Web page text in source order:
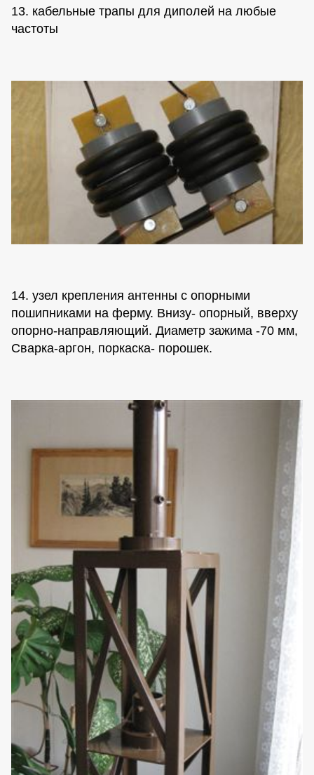
13. кабельные трапы для диполей на любые
частоты
14. узел крепления антенны с опорными
пошипниками на ферму. Внизу- опорный, вверху
опорно-направляющий. Диаметр зажима -70 мм,
Сварка-аргон, поркаска- порошек.